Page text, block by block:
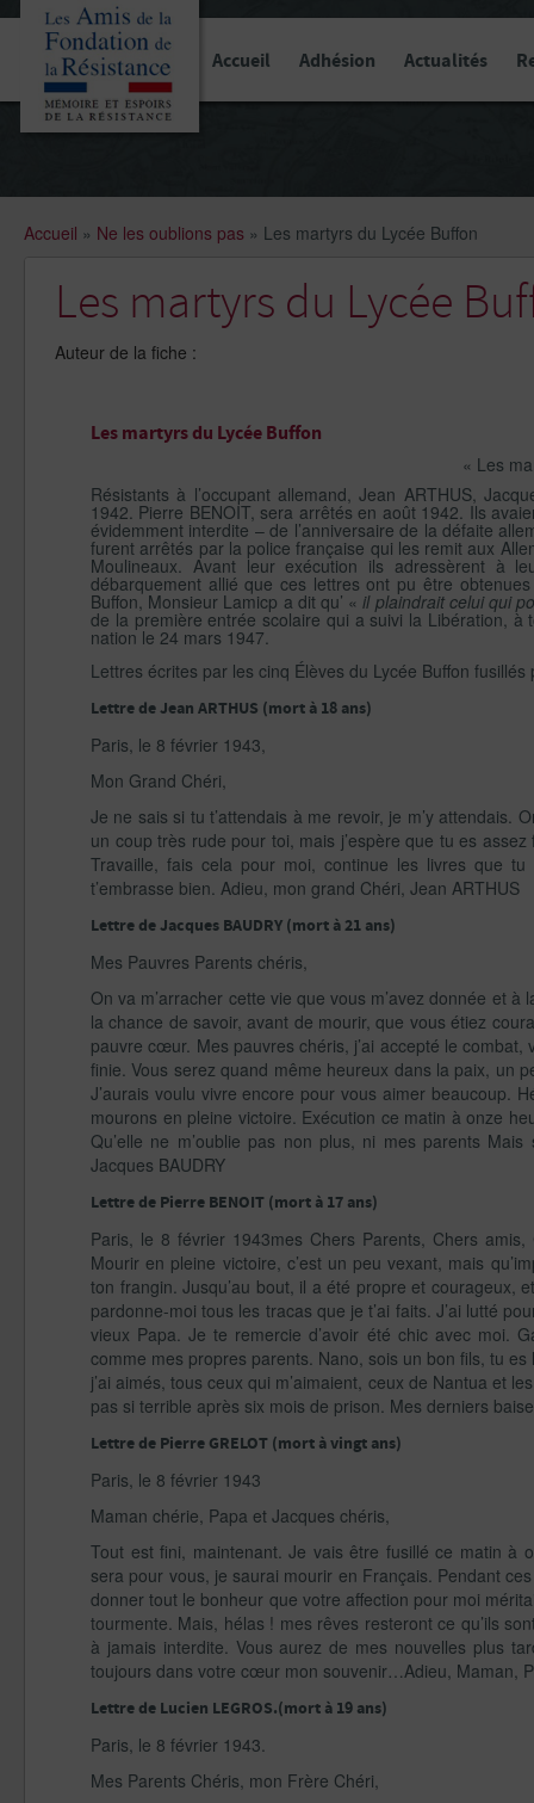
Accueil Adhésion Actualités
Accueil » Ne les oublions pas » Les martyrs du Lycée Buffon
Les martyrs du Lycée
Auteur de la fiche :
Les martyrs du Lycée Buffon
« Les
Résistants à l’occupant allemand, Jean ARTHUS,
1942. Pierre BENOIT, sera arrêtés en août 1942. Ils
évidemment interdite – de l’anniversaire de la défaite
furent arrêtés par la police française qui les remit aux
Moulineaux. Avant leur exécution ils adressèrent à
débarquement allié que ces lettres ont pu être
Buffon, Monsieur Lamicp a dit qu’ «il plaindrait celui qui
de la première entrée scolaire qui a suivi la Libération,
nation le 24 mars 1947.
Lettres écrites par les cinq Élèves du Lycée Buffon fusillés
Lettre de Jean ARTHUS (mort à 18 ans)
Paris, le 8 février 1943,
Mon Grand Chéri,
Je ne sais si tu t’attendais à me revoir, je m’y attendais.
un coup très rude pour toi, mais j’espère que tu es
Travaille, fais cela pour moi, continue les livres que
t’embrasse bien. Adieu, mon grand Chéri, Jean ARTHUS
Lettre de Jacques BAUDRY (mort à 21 ans)
Mes Pauvres Parents chéris,
On va m’arracher cette vie que vous m’avez donnée et
la chance de savoir, avant de mourir, que vous étiez
pauvre cœur. Mes pauvres chéris, j’ai accepté le
finie. Vous serez quand même heureux dans la paix, un
J’aurais voulu vivre encore pour vous aimer beaucoup.
mourons en pleine victoire. Exécution ce matin à onze
Qu’elle ne m’oublie pas non plus, ni mes parents
Jacques BAUDRY
Lettre de Pierre BENOIT (mort à 17 ans)
Paris, le 8 février 1943mes Chers Parents, Chers
Mourir en pleine victoire, c’est un peu vexant, mais
ton frangin. Jusqu’au bout, il a été propre et courageux,
pardonne-moi tous les tracas que je t’ai faits. J’ai lutté
vieux Papa. Je te remercie d’avoir été chic avec moi.
comme mes propres parents. Nano, sois un bon fils, tu
j’ai aimés, tous ceux qui m’aimaient, ceux de Nantua et
pas si terrible après six mois de prison. Mes derniers
Lettre de Pierre GRELOT (mort à vingt ans)
Paris, le 8 février 1943
Maman chérie, Papa et Jacques chéris,
Tout est fini, maintenant. Je vais être fusillé ce matin à
sera pour vous, je saurai mourir en Français. Pendant
donner tout le bonheur que votre affection pour moi
tourmente. Mais, hélas ! mes rêves resteront ce qu’ils
à jamais interdite. Vous aurez de mes nouvelles plus
toujours dans votre cœur mon souvenir…Adieu, Maman,
Lettre de Lucien LEGROS.(mort à 19 ans)
Paris, le 8 février 1943.
Mes Parents Chéris, mon Frère Chéri,
Panneau de gestion des cookies